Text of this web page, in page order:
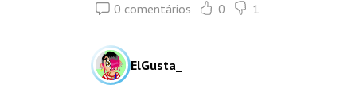
0 comentários 0 1
ElGusta_